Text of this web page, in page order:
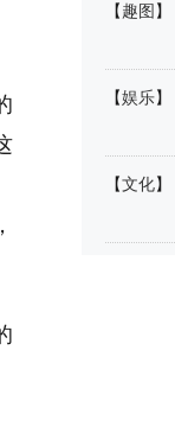
【趣图 】
【娱乐】
【文化】